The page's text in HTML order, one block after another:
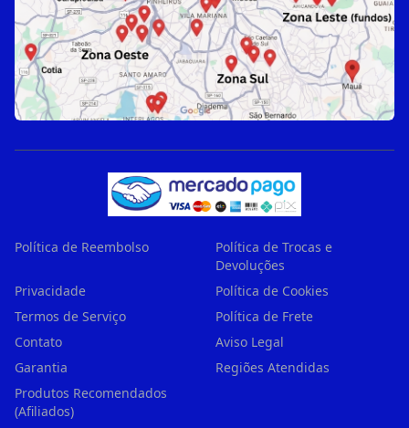
Política de Reembolso
Política de Trocas e
Devoluções
Privacidade
Política de Cookies
Termos de Serviço
Política de Frete
Contato
Aviso Legal
Garantia
Regiões Atendidas
Produtos Recomendados
(Afiliados)